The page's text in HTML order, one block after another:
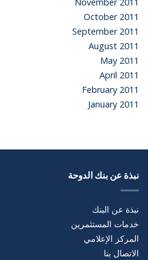
November 2011
October 2011
September 2011
August 2011
May 2011
April 2011
February 2011
January 2011
نبذة عن بنك الدوحة
نبذة عن البنك
خدمات المستثمرين
المركز الإعلامي
الاتصال بنا